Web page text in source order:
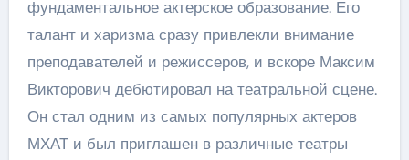
фундаментальное актерское образование. Его
талант и харизма сразу привлекли внимание
преподавателей и режиссеров, и вскоре Максим
Викторович дебютировал на театральной сцене.
Он стал одним из самых популярных актеров
МХАТ и был приглашен в различные театры